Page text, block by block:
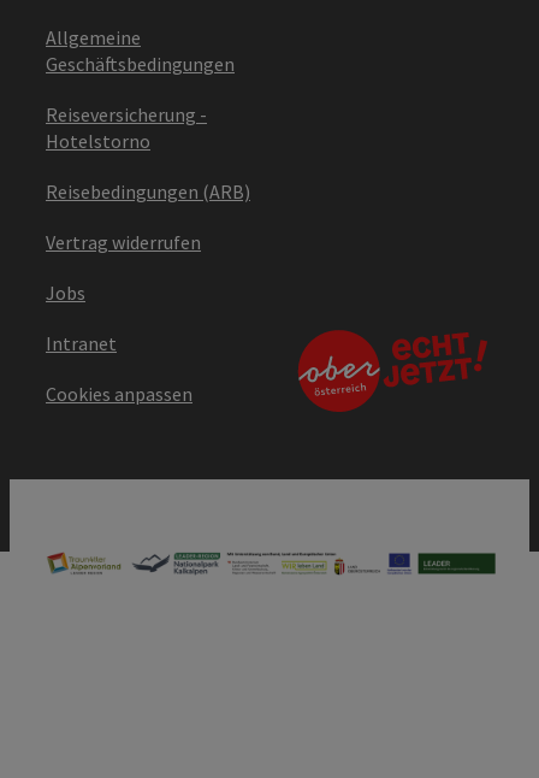
Allgemeine
Geschäftsbedingungen
Reiseversicherung -
Hotelstorno
Reisebedingungen (ARB)
Vertrag widerrufen
Jobs
Intranet
Cookies anpassen